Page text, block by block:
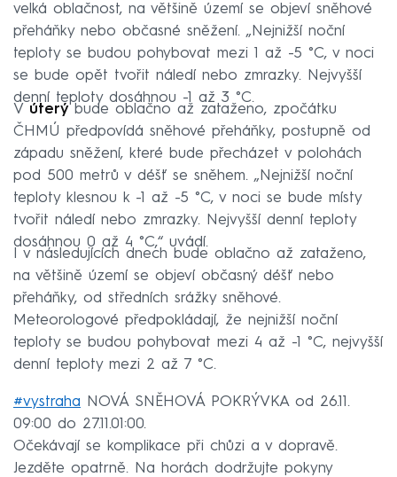
velká oblačnost, na většině území se objeví sněhové
přeháňky nebo občasné sněžení. „Nejnižší noční
teploty se budou pohybovat mezi 1 až -5 °C, v noci
se bude opět tvořit náledí nebo zmrazky. Nejvyšší
denní teploty dosáhnou -1 až 3 °C.
V úterýbude oblačno až zataženo, zpočátku
ČHMÚ předpovídá sněhové přeháňky, postupně od
západu sněžení, které bude přecházet v polohách
pod 500 metrů v déšť se sněhem. „Nejnižší noční
teploty klesnou k -1 až -5 °C, v noci se bude místy
tvořit náledí nebo zmrazky. Nejvyšší denní teploty
dosáhnou 0 až 4 °C,“ uvádí.
I v následujících dnech bude oblačno až zataženo,
na většině území se objeví občasný déšť nebo
přeháňky, od středních srážky sněhové.
Meteorologové předpokládají, že nejnižší noční
teploty se budou pohybovat mezi 4 až -1 °C, nejvyšší
denní teploty mezi 2 až 7 °C.
#vystraha NOVÁ SNĚHOVÁ POKRÝVKA od 26.11.
09:00 do 27.11.01:00.
Očekávají se komplikace při chůzi a v dopravě.
Jezděte opatrně. Na horách dodržujte pokyny